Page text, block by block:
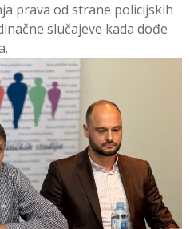
prava od strane policijskih
slučajeve kada dođe